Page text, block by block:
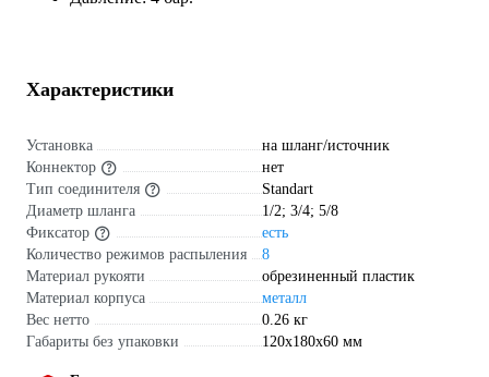
Характеристики
Установка
на шланг/источник
Коннектор
нет
Тип соединителя
Standart
Диаметр шланга
1/2; 3/4; 5/8
Фиксатор
есть
Количество режимов распыления
8
Материал рукояти
обрезиненный пластик
Материал корпуса
металл
Вес нетто
0.26 кг
Габариты без упаковки
120х180х60 мм